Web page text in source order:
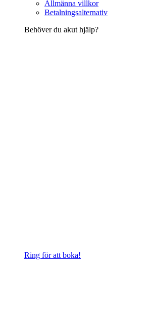
Allmänna villkor
Betalningsalternativ
Behöver du akut hjälp?
Ring för att boka!